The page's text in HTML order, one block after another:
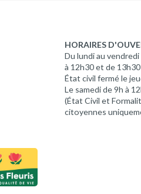
HORAIRES
Du lundi au
à 12h30 et de
État civil fermé le
Le samedi de 9h à
(État Civil et
citoyennes